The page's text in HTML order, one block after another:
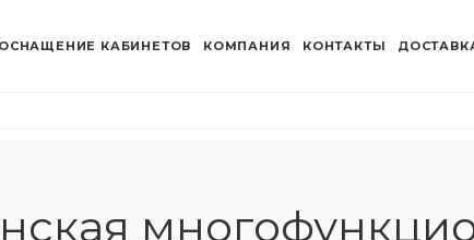
ОСНАЩЕНИЕ КАБИНЕТОВ КОМПАНИЯ КОНТАКТЫ